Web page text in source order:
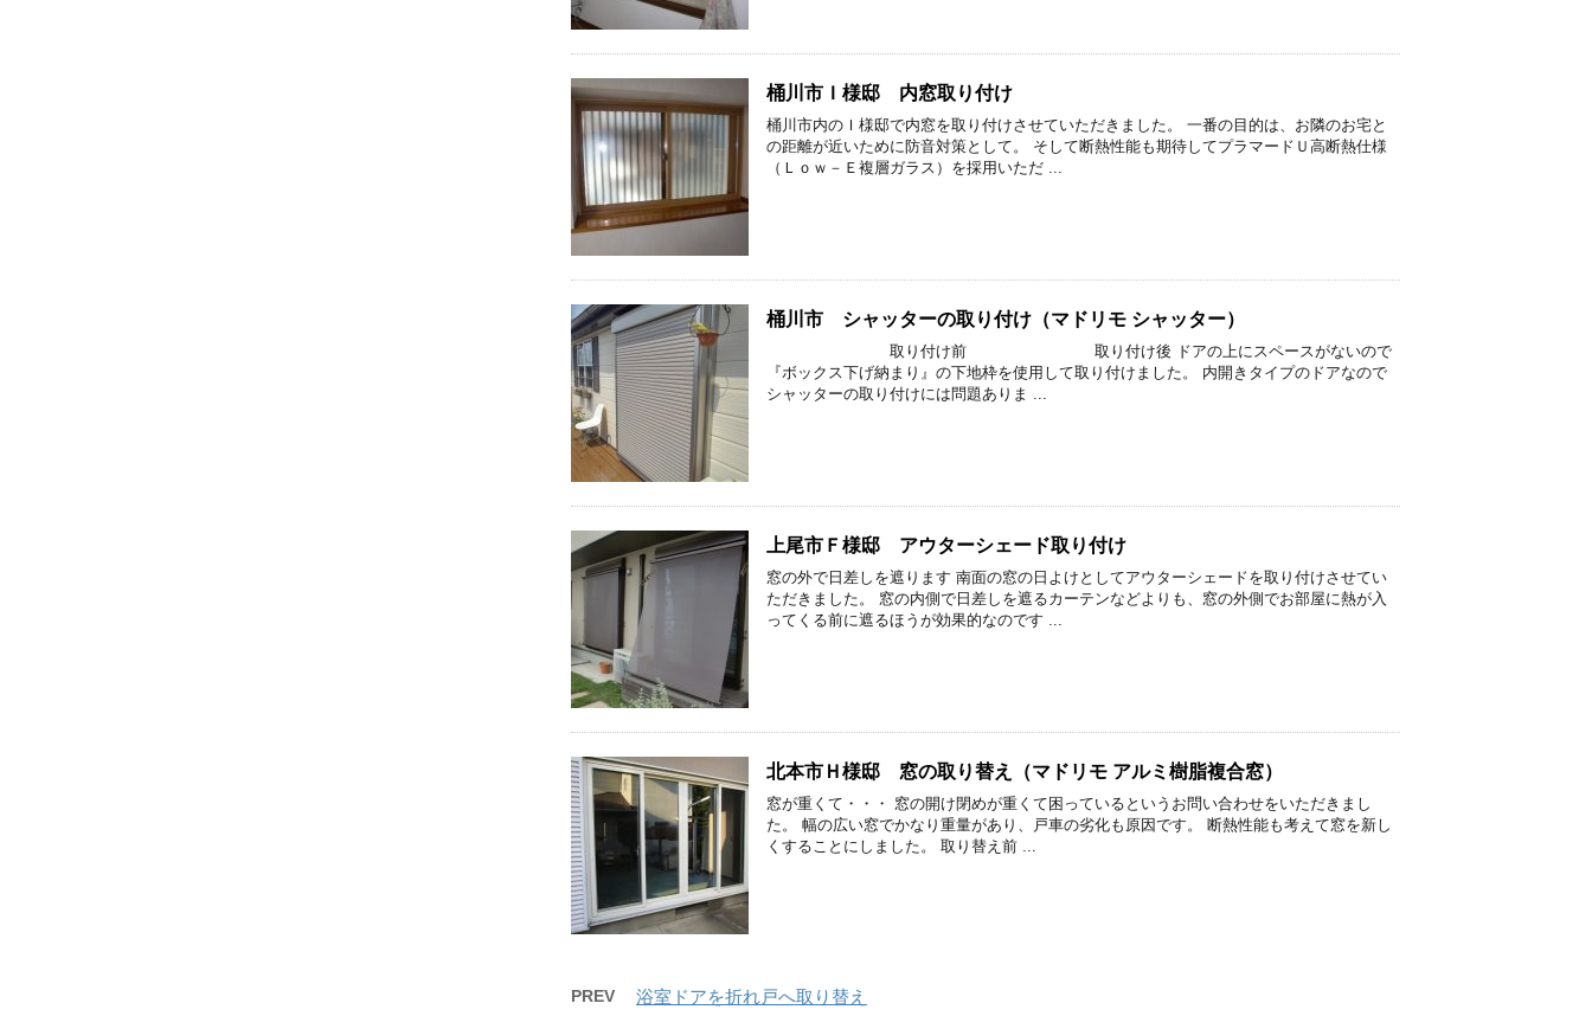
桶川市Ｉ様邸 内窓取り付け
桶川市内のＩ様邸で内窓を取り付けさせていただきました。 一番の目的は、お隣のお宅と
の距離が近いために防音対策として。 そして断熱性能も期待してプラマードＵ高断熱仕様
（Ｌｏｗ－Ｅ複層ガラス）を採用いただ ...
桶川市 シャッターの取り付け（マドリモ シャッター）
取り付け前 取り付け後 ドアの上にスペースがないので
『ボックス下げ納まり』の下地枠を使用して取り付けました。 内開きタイプのドアなので
シャッターの取り付けには問題ありま ...
上尾市Ｆ様邸 アウターシェード取り付け
窓の外で日差しを遮ります 南面の窓の日よけとしてアウターシェードを取り付けさせてい
ただきました。 窓の内側で日差しを遮るカーテンなどよりも、窓の外側でお部屋に熱が入
ってくる前に遮るほうが効果的なのです ...
北本市Ｈ様邸 窓の取り替え（マドリモ アルミ樹脂複合窓）
窓が重くて・・・ 窓の開け閉めが重くて困っているというお問い合わせをいただきまし
た。 幅の広い窓でかなり重量があり、戸車の劣化も原因です。 断熱性能も考えて窓を新し
くすることにしました。 取り替え前 ...
PREV 浴室ドアを折れ戸へ取り替え